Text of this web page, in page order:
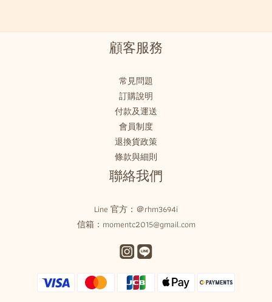
顧客服務
常見問題
訂購說明
付款及運送
會員制度
退換貨政策
條款與細則
聯絡我們
Line 官方： ＠rhm3694i
信箱：momentc2015@gmail.com